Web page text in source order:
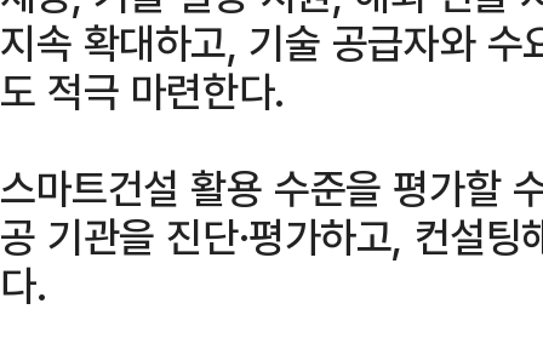
지속 확대하고, 기술 공급자와
도 적극 마련한다.
스마트건설 활용 수준을 평가할
공 기관을 진단·평가하고, 컨설
다.